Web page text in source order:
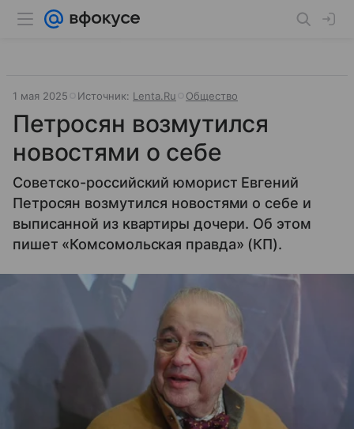
1 мая 2025 Источник: Lenta.Ru Общество
Петросян возмутился
новостями о себе
Советско-российский юморист Евгений
Петросян возмутился новостями о себе и
выписанной из квартиры дочери. Об этом
пишет «Комсомольская правда» (КП).